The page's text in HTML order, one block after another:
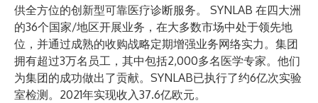
供全方位的创新型可靠医疗诊断服务。 SYNLAB 在四大洲
的36个国家/地区开展业务，在大多数市场中处于领先地
位，并通过成熟的收购战略定期增强业务网络实力。集团
拥有超过3万名员工，其中包括2,000多名医学专家。他们
为集团的成功做出了贡献。SYNLAB已执行了约6亿次实验
室检测。2021年实现收入37.6亿欧元。